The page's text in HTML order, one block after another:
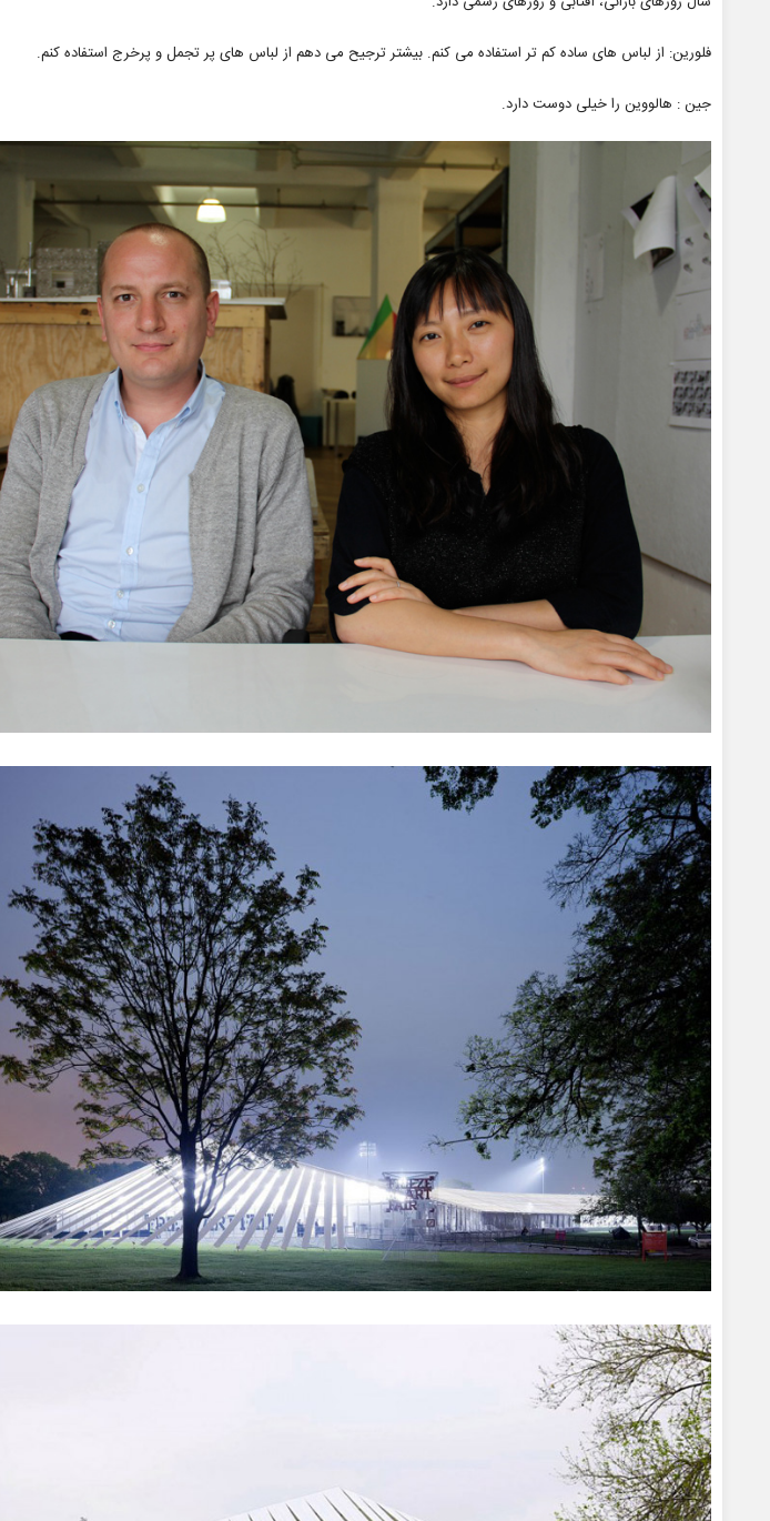
فلورین: از لباس های ساده کم تر استفاده می کنم. بیشتر ترجیح می دهم از لباس های پر تجمل و پرخرج استفاده کنم.
جین : هالووین را خیلی دوست دارد.